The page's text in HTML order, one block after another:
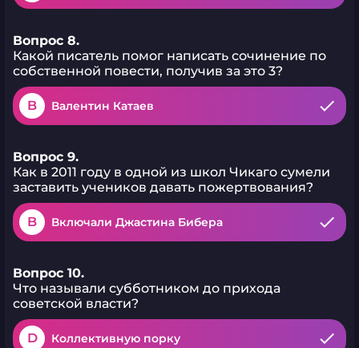
Вопрос 8.
Какой писатель помог написать сочинение по
собственной повести, получив за это 3?
B Валентин Катаев
Вопрос 9.
Как в 2011 году в одной из школ Чикаго сумели
заставить учеников давать пожертвования?
B Включали Джастина Бибера
Вопрос 10.
Что называли субботником до прихода
советской власти?
D Коллективную порку